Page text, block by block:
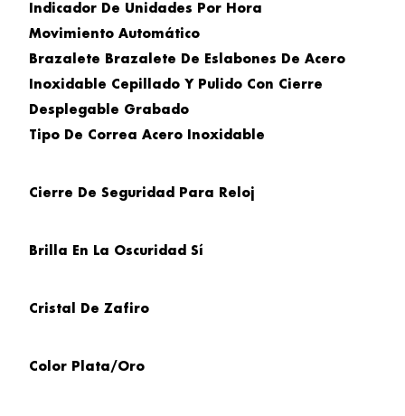
Indicador De Unidades Por Hora
Movimiento Automático
Brazalete Brazalete De Eslabones De Acero
Inoxidable Cepillado Y Pulido Con Cierre
Desplegable Grabado
Tipo De Correa Acero Inoxidable
Cierre De Seguridad Para Reloj
Brilla En La Oscuridad Sí
Cristal De Zafiro
Color Plata/Oro